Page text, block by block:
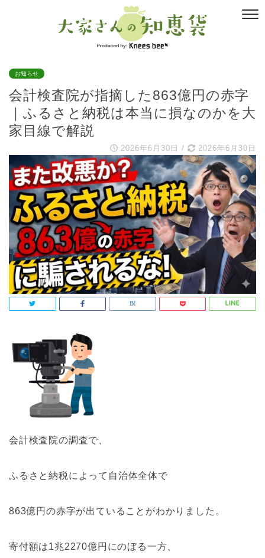
お知らせ
会計検査院が指摘した863億円の赤字
｜ふるさと納税は本当に損なのかを大
家目線で解説
2026年6月30日 / 2026年6月30日
会計検査院の調査で、
ふるさと納税によって自治体全体で
863億円の赤字が出ていることがわかりました。
寄付額は1兆2270億円にのぼる一方、